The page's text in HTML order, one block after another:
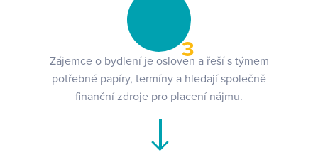
Zájemce o bydlení je osloven a řeší s týmem
potřebné papíry, termíny a hledají společně
finanční zdroje pro placení nájmu.
3